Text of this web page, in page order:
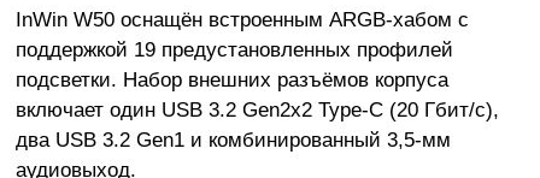
InWin W50 оснащён встроенным ARGB-хабом с
поддержкой 19 предустановленных профилей
подсветки. Набор внешних разъёмов корпуса
включает один USB 3.2 Gen2x2 Type-C (20 Гбит/с),
два USB 3.2 Gen1 и комбинированный 3,5-мм
аудиовыход.